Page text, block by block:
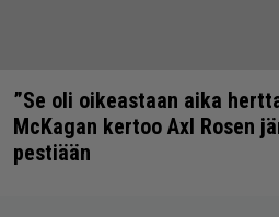
”Se oli oikeastaan aika
McKagan kertoo Axl Rosen
pestiään